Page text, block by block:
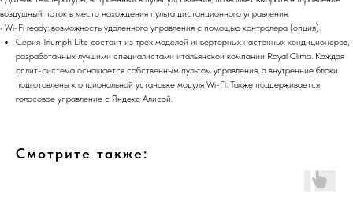
воздушный поток в место нахождения пульта дистанционного управления.
• Wi-Fi ready: возможность удаленного управления с помощью контролера (опция).
Серия Triumph Lite состоит из трех моделей инверторных настенных кондиционеров,
разработанных лучшими специалистами итальянской компании Royal Clima. Каждая
сплит-система оснащается собственным пультом управления, а внутренние блоки
подготовлены к опциональной установке модуля Wi-Fi. Также поддерживается
голосовое управление с Яндекс Алисой.
Смотрите также: